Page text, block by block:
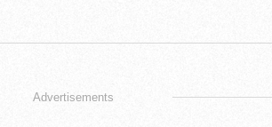
Advertisements